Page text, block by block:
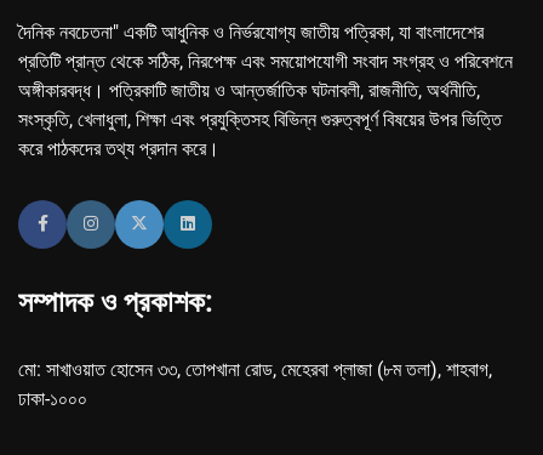
দৈনিক নবচেতনা" একটি আধুনিক ও নির্ভরযোগ্য জাতীয় পত্রিকা, যা বাংলাদেশের
প্রতিটি প্রান্ত থেকে সঠিক, নিরপেক্ষ এবং সময়োপযোগী সংবাদ সংগ্রহ ও পরিবেশনে
অঙ্গীকারবদ্ধ। পত্রিকাটি জাতীয় ও আন্তর্জাতিক ঘটনাবলী, রাজনীতি, অর্থনীতি,
সংস্কৃতি, খেলাধুলা, শিক্ষা এবং প্রযুক্তিসহ বিভিন্ন গুরুত্বপূর্ণ বিষয়ের উপর ভিত্তি
করে পাঠকদের তথ্য প্রদান করে।
সম্পাদক ও প্রকাশক:
মো: সাখাওয়াত হোসেন ৩৩, তোপখানা রোড, মেহেরবা প্লাজা (৮ম তলা), শাহবাগ,
ঢাকা-১০০০